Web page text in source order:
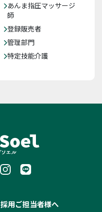
あんま指圧マッサージ
師
登録販売者
管理部門
特定技能介護
採用ご担当者様へ